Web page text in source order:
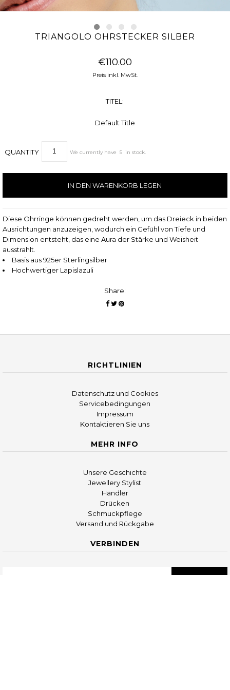
TRIANGOLO OHRSTECKER SILBER
€110.00
Preis inkl. MwSt.
TITEL:
Default Title
QUANTITY We currently have 5 in stock.
Diese Ohrringe können gedreht werden, um das Dreieck in beiden
Ausrichtungen anzuzeigen, wodurch ein Gefühl von Tiefe und
Dimension entsteht, das eine Aura der Stärke und Weisheit
ausstrahlt.
Basis aus 925er Sterlingsilber
Hochwertiger Lapislazuli
Share:
RICHTLINIEN
Datenschutz und Cookies
Servicebedingungen
Impressum
Kontaktieren Sie uns
MEHR INFO
Unsere Geschichte
Jewellery Stylist
Händler
Drücken
Schmuckpflege
Versand und Rückgabe
VERBINDEN